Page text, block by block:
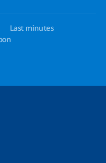
Last minutes